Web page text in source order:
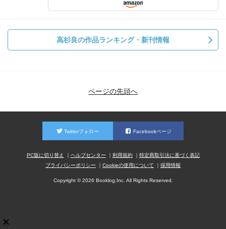
高杉良の作品ランキング・新刊情報
ページの先頭へ
Twitterフォロー Facebookページ
PC版に切り替え ヘルプセンター 利用規約
特定商取引法に基づく表記
プライバシーポリシー
Cookieの使用について 採用情報
Copyright © 2026 Booklog,Inc. All Rights Reserved.